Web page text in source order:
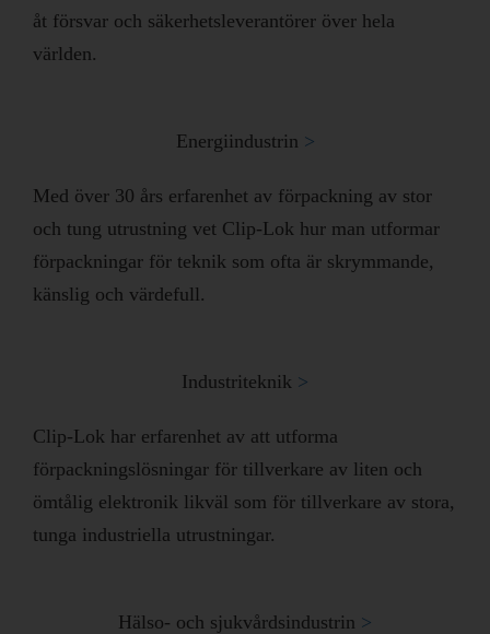
åt försvar och säkerhetsleverantörer över hela
världen.
Energiindustrin >​
Med över 30 års erfarenhet av förpackning av stor
och tung utrustning vet Clip-Lok hur man utformar
förpackningar för teknik som ofta är skrymmande,
känslig och värdefull.
Industriteknik >​
Clip-Lok har erfarenhet av att utforma
förpackningslösningar för tillverkare av liten och
ömtålig elektronik likväl som för tillverkare av stora,
tunga industriella utrustningar.
Hälso- och sjukvårdsindustrin >​